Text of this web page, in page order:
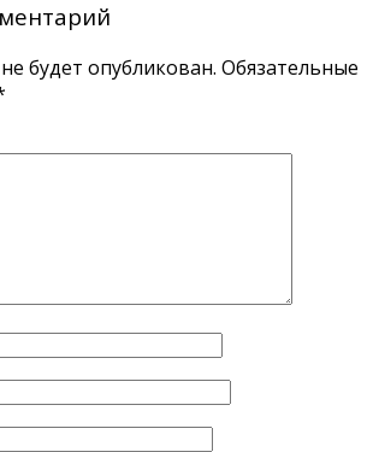
будет опубликован. Обязательные